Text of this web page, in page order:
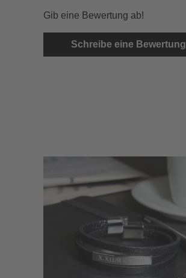
Gib eine Bewertung ab!
Schreibe eine Bewertung